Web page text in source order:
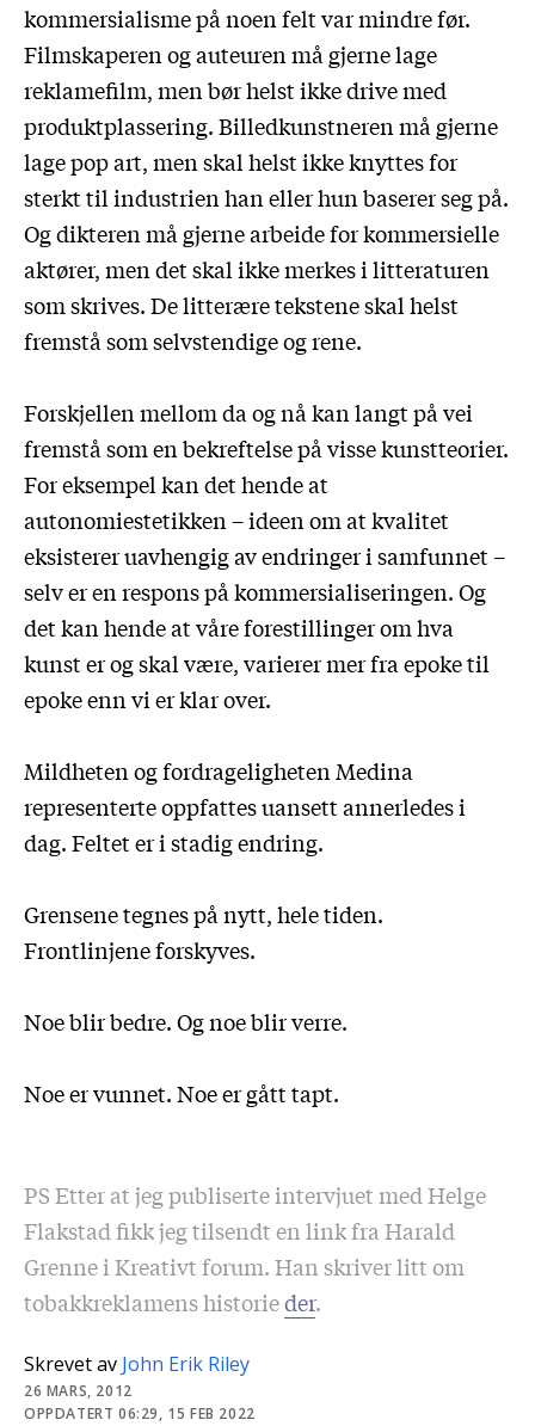
Skrevet av John Erik Riley
26 MARS, 2012
OPPDATERT 06:29, 15 FEB 2022
kommersialisme på noen felt var mindre før.
Filmskaperen og auteuren må gjerne lage
reklamefilm, men bør helst ikke drive med
produktplassering. Billedkunstneren må gjerne
lage pop art, men skal helst ikke knyttes for
sterkt til industrien han eller hun baserer seg på.
Og dikteren må gjerne arbeide for kommersielle
aktører, men det skal ikke merkes i litteraturen
som skrives. De litterære tekstene skal helst
fremstå som selvstendige og rene.
Forskjellen mellom da og nå kan langt på vei
fremstå som en bekreftelse på visse kunstteorier.
For eksempel kan det hende at
autonomiestetikken – ideen om at kvalitet
eksisterer uavhengig av endringer i samfunnet –
selv er en respons på kommersialiseringen. Og
det kan hende at våre forestillinger om hva
kunst er og skal være, varierer mer fra epoke til
epoke enn vi er klar over.
Mildheten og fordrageligheten Medina
representerte oppfattes uansett annerledes i
dag. Feltet er i stadig endring.
Grensene tegnes på nytt, hele tiden.
Frontlinjene forskyves.
Noe blir bedre. Og noe blir verre.
Noe er vunnet. Noe er gått tapt.
PS Etter at jeg publiserte intervjuet med Helge
Flakstad fikk jeg tilsendt en link fra Harald
Grenne i Kreativt forum. Han skriver litt om
tobakkreklamens historieder.